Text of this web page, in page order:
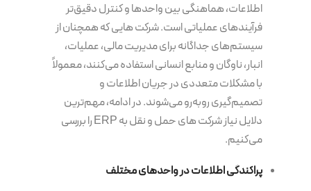
اطلاعات، هماهنگی بین واحدها و کنترل دقیق‌تر
فرآیندهای عملیاتی است. شرکت هایی که همچنان از
سیستم‌های جداگانه برای مدیریت مالی، عملیات،
انبار، ناوگان و منابع انسانی استفاده می‌کنند، معمولاً
با مشکلات متعددی در جریان اطلاعات و
تصمیم‌گیری روبه‌رو می‌شوند. در ادامه، مهم‌ترین
دلایل نیاز شرکت های حمل و نقل به ERP را بررسی
می‌کنیم.
پراکندگی اطلاعات در واحدهای مختلف